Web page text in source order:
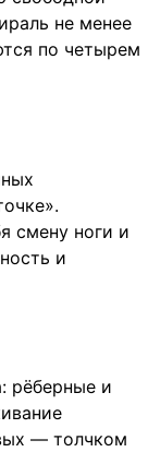
не менее
по четырем
смену ноги и
и
рёберные и
— толчком